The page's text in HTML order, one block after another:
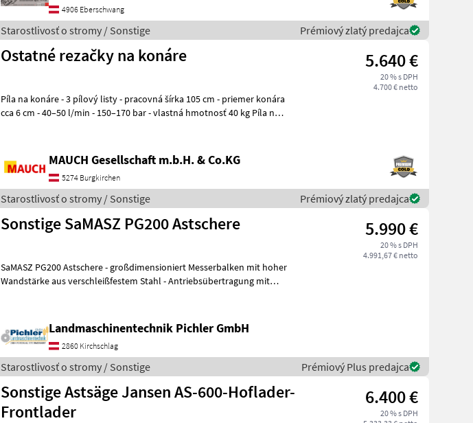
4906 Eberschwang
Starostlivosť o stromy / Sonstige Prémiový zlatý predajca
Ostatné rezačky na konáre 5.640 €
20 % s DPH
4.700 € netto
Píla na konáre - 3 pílový listy - pracovná šírka 105 cm - priemer konára
cca 6 cm - 40–50 l/min - 150–170 bar - vlastná hmotnosť 40 kg Píla na
MAUCH Gesellschaft m.b.H. & Co.KG
5274 Burgkirchen
Starostlivosť o stromy / Sonstige Prémiový zlatý predajca
Sonstige SaMASZ PG200 Astschere 5.990 €
20 % s DPH
4.991,67 € netto
SaMASZ PG200 Astschere - großdimensioniert Messerbalken mit hoher
Wandstärke aus verschleißfestem Stahl - Antriebsübertragung mit
Landmaschinentechnik Pichler GmbH
2860 Kirchschlag
Starostlivosť o stromy / Sonstige Prémiový Plus predajca
Sonstige Astsäge Jansen AS-600-Hoflader-
Frontlader
6.400 €
20 % s DPH